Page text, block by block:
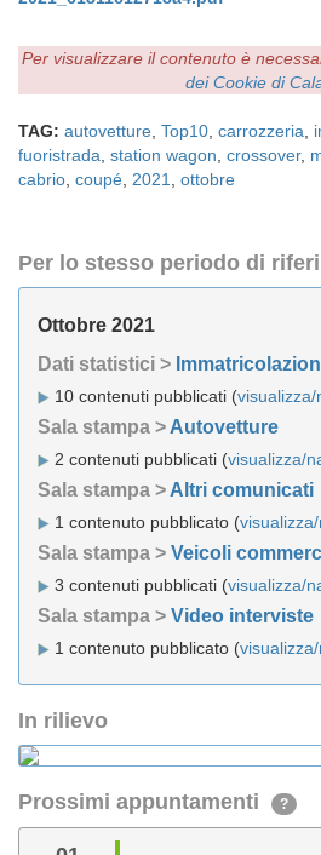
Per visualizzare il contenuto è
dei Cookie di
TAG: autovetture Top10 carrozzeria
fuoristrada station wagon crossover,
cabrio coupé 2021 ottobre
Per lo stesso periodo di
Ottobre 2021
Dati statistici >
10 contenuti pubblicati (visualizza/
Sala stampa > Autovetture
2 contenuti pubblicati (visualizza/
Sala stampa > Altri comunicati
1 contenuto pubblicato (
Sala stampa > Veicoli
3 contenuti pubblicati (visualizza/
Sala stampa > Video interviste
1 contenuto pubblicato (
In rilievo
Prossimi appuntamenti ?